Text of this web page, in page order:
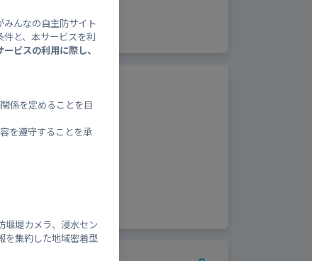
んなの自主防サイト
件と、本サービスを利
ビスの利用に際し、
係を定めることを目
を遵守することを承
堰堤カメラ、浸水セン
を集約した地域密着型
率